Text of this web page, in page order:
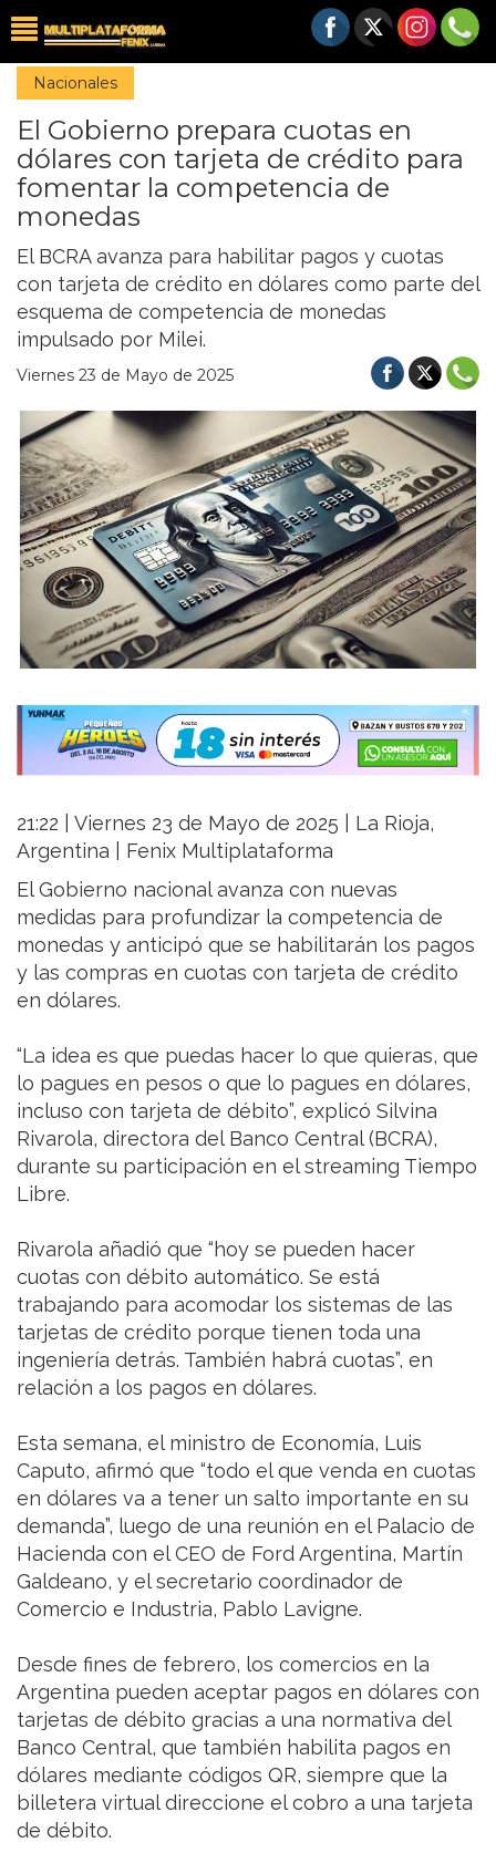
Nacionales
El Gobierno prepara cuotas en
dólares con tarjeta de crédito para
fomentar la competencia de
monedas
El BCRA avanza para habilitar pagos y cuotas
con tarjeta de crédito en dólares como parte del
esquema de competencia de monedas
impulsado por Milei.
Viernes 23 de Mayo de 2025
21:22 | Viernes 23 de Mayo de 2025 | La Rioja,
Argentina | Fenix Multiplataforma
El Gobierno nacional avanza con nuevas
medidas para profundizar la competencia de
monedas y anticipó que se habilitarán los pagos
y las compras en cuotas con tarjeta de crédito
en dólares.
“La idea es que puedas hacer lo que quieras, que
lo pagues en pesos o que lo pagues en dólares,
incluso con tarjeta de débito”, explicó Silvina
Rivarola, directora del Banco Central (BCRA),
durante su participación en el streaming Tiempo
Libre.
Rivarola añadió que “hoy se pueden hacer
cuotas con débito automático. Se está
trabajando para acomodar los sistemas de las
tarjetas de crédito porque tienen toda una
ingeniería detrás. También habrá cuotas”, en
relación a los pagos en dólares.
Esta semana, el ministro de Economía, Luis
Caputo, afirmó que “todo el que venda en cuotas
en dólares va a tener un salto importante en su
demanda”, luego de una reunión en el Palacio de
Hacienda con el CEO de Ford Argentina, Martín
Galdeano, y el secretario coordinador de
Comercio e Industria, Pablo Lavigne.
Desde fines de febrero, los comercios en la
Argentina pueden aceptar pagos en dólares con
tarjetas de débito gracias a una normativa del
Banco Central, que también habilita pagos en
dólares mediante códigos QR, siempre que la
billetera virtual direccione el cobro a una tarjeta
de débito.